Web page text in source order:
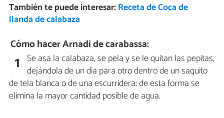
También te puede interesar: Receta de Coca de
llanda de calabaza
Cómo hacer Arnadi de carabassa:
1 Se asa la calabaza, se pela y se le quitan las pepitas,
dejándola de un día para otro dentro de un saquito
de tela blanca o de una escurridera; de esta forma se
elimina la mayor cantidad posible de agua.